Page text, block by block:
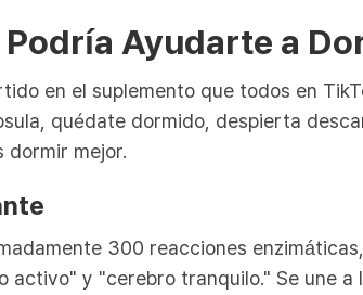
Ayudarte a
en el suplemento que todos en
quédate dormido, despierta
dormir mejor.
300 reacciones
y "cerebro tranquilo." Se une a